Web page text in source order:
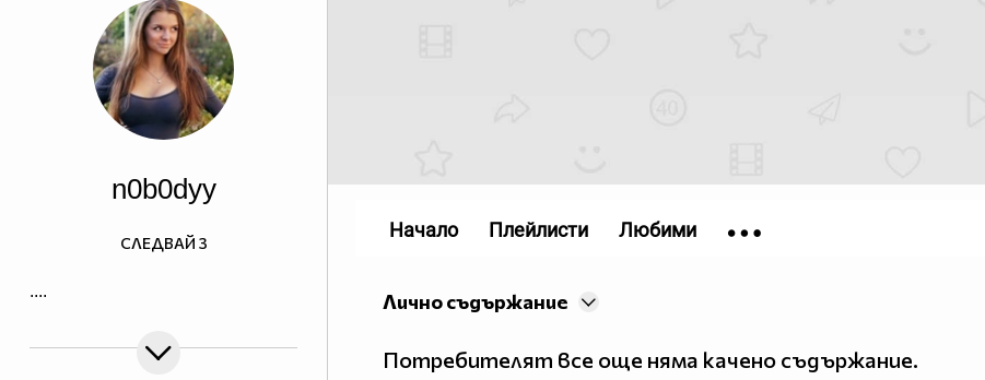
n0b0dyy
....
СЛЕДВАЙ 3
Лично съдържание
Потребителят все още няма качено съдържание.
Начало Плейлисти Любими